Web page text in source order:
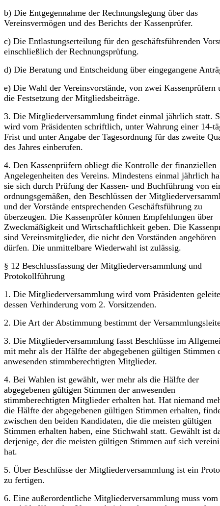
b) Die Entgegennahme der Rechnungslegung über das
Vereinsvermögen und des Berichts der Kassenprüfer.
c) Die Entlastungserteilung für den geschäftsführenden
einschließlich der Rechnungsprüfung.
d) Die Beratung und Entscheidung über eingegangene
e) Die Wahl der Vereinsvorstände, von zwei Kassenprüfern
die Festsetzung der Mitgliedsbeiträge.
3. Die Mitgliederversammlung findet einmal jährlich statt.
wird vom Präsidenten schriftlich, unter Wahrung einer 14-
Frist und unter Angabe der Tages­ordnung für das zweite
des Jahres einberufen.
4. Den Kassenprüfern obliegt die Kontrolle der finanziellen
Angelegenheiten des Vereins. Mindestens einmal jährlich
sie sich durch Prüfung der Kassen- und Buchführung von
ordnungsgemäßen, den Beschlüssen der
und der Vorstände entsprechenden Geschäftsführung zu
überzeugen. Die Kassenprüfer können Empfehlungen über
Zweckmäßigkeit und Wirtschaftlichkeit geben. Die
sind Vereinsmitglieder, die nicht den Vorständen angehören
dürfen. Die unmittelbare Wiederwahl ist zulässig.
§ 12 Beschlussfassung der Mitgliederversammlung und
Protokollführung
1. Die Mitgliederversammlung wird vom Präsidenten
dessen Verhinderung vom 2. Vorsitzenden.
2. Die Art der Abstimmung bestimmt der
3. Die Mitgliederversammlung fasst Beschlüsse im
mit mehr als der Hälfte der abgegebenen gültigen Stimmen
anwesenden stimmberechtigten Mitglieder.
4. Bei Wahlen ist gewählt, wer mehr als die Hälfte der
abgegebenen gültigen Stimmen der anwesenden
stimmberechtigten Mitglieder erhalten hat. Hat niemand
die Hälfte der abgegebenen gültigen Stimmen erhalten,
zwischen den beiden Kandidaten, die die meisten gültigen
Stimmen erhalten haben, eine Stichwahl statt. Gewählt ist
derjenige, der die meisten gültigen Stimmen auf sich
hat.
5. Über Beschlüsse der Mitgliederversammlung ist ein
zu fertigen.
6. Eine außerordentliche Mitgliederversammlung muss vom